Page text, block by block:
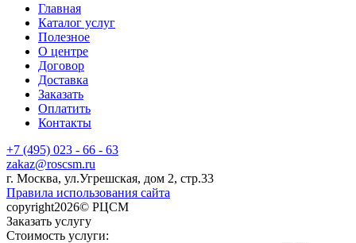
Главная
Каталог услуг
Полезное
О центре
Договор
Доставка
Заказать
Оплатить
Контакты
+7 (495) 023 - 66 - 63
zakaz@roscsm.ru
г. Москва, ул.Угрешская, дом 2, стр.33
Правила использования сайта
copyright2026© РЦСМ
Заказать услугу
Стоимость услуги: